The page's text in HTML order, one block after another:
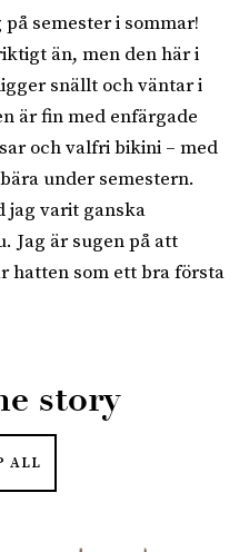
semester i sommar!
än, men den här i
snällt och väntar i
är fin med enfärgade
och valfri bikini – med
under semestern.
jag varit ganska
Jag är sugen på att
hatten som ett bra första
story
ALL